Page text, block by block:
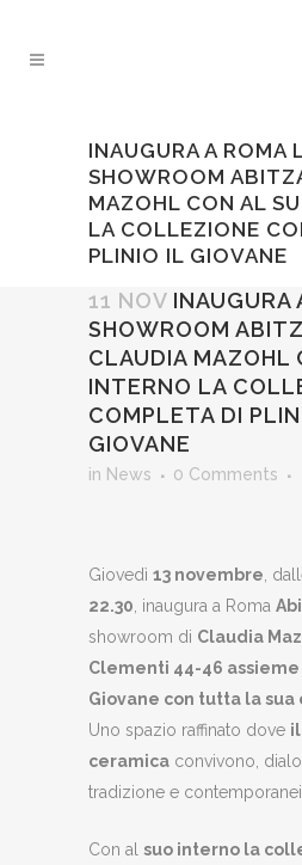
INAUGURA A ROMA
SHOWROOM
MAZOHL CON AL
LA COLLEZIONE
PLINIO IL GIOVANE
11 NOV INAUGURA
SHOWROOM
CLAUDIA MAZOHL
INTERNO LA
COMPLETA DI
GIOVANE
in News 0 Comments
Giovedì 13 novembre ,
22.30 , inaugura a Roma
showroom di Claudia
Clementi 44-46 assieme
Giovane con tutta la
Uno spazio raffinato dove
ceramica convivono,
tradizione e
Con al suo interno la